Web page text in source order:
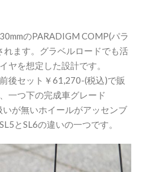
のPARADIGM COMP(パラ
れます。グラベルロードでも活
ヤを想定した設計です。
後セット￥61,270-(税込)で販
一つ下の完成車グレード
が無いホイールがアッセンブ
とSL6の違いの一つです。